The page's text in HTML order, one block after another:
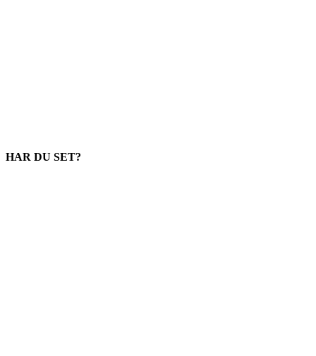
HAR DU SET?